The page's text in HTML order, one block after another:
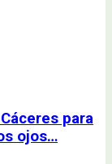
para
ojos…